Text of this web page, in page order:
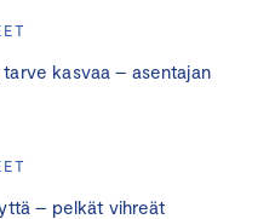
kasvaa – asentajan
– pelkät vihreät